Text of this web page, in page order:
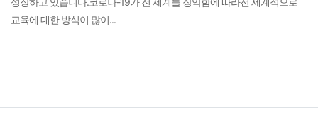
교육에 대한 방식이 많이...